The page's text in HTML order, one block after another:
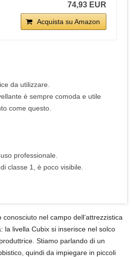
74,93 EUR
Acquista su Amazon
da utilizzare.
è sempre comoda e utile
come questo.
professionale.
classe 1, è poco visibile.
nel campo dell’attrezzistica
la livella Cubix si inserisce nel solco
Stiamo parlando di un
quindi da impiegare in piccoli